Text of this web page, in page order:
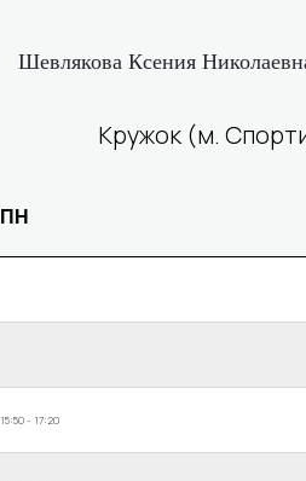
Шевлякова Ксения
Кружок (м.
ПН
15:50 - 17:20